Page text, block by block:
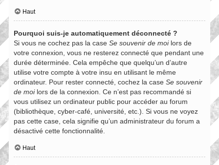
Haut
Pourquoi suis-je automatiquement déconnecté ?
Si vous ne cochez pas la case Se souvenir de moilors de
votre connexion, vous ne resterez connecté que pendant une
durée déterminée. Cela empêche que quelqu’un d’autre
utilise votre compte à votre insu en utilisant le même
ordinateur. Pour rester connecté, cochez la case Se souvenir
de moilors de la connexion. Ce n’est pas recommandé si
vous utilisez un ordinateur public pour accéder au forum
(bibliothèque, cyber-café, université, etc.). Si vous ne voyez
pas cette case, cela signifie qu’un administrateur du forum a
désactivé cette fonctionnalité.
Haut